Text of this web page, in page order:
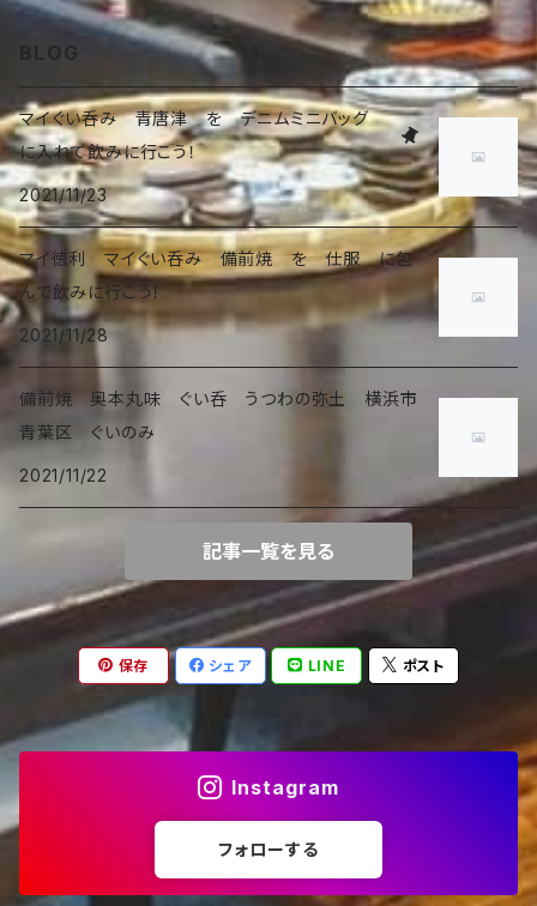
BLOG
マイぐい呑み 青唐津 を デニムミニバッグ
に入れて飲みに行こう！
2021/11/23
マイ徳利 マイぐい呑み 備前焼 を 仕服 に包
んで飲みに行こう！
2021/11/28
備前焼 奥本丸味 ぐい呑 うつわの弥土 横浜市
青葉区 ぐいのみ
2021/11/22
記事一覧を見る
保存 シェア LINE ポスト
Instagram
フォローする